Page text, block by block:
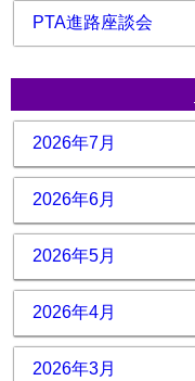
PTA進路座談会
2026年7月
2026年6月
2026年5月
2026年4月
2026年3月